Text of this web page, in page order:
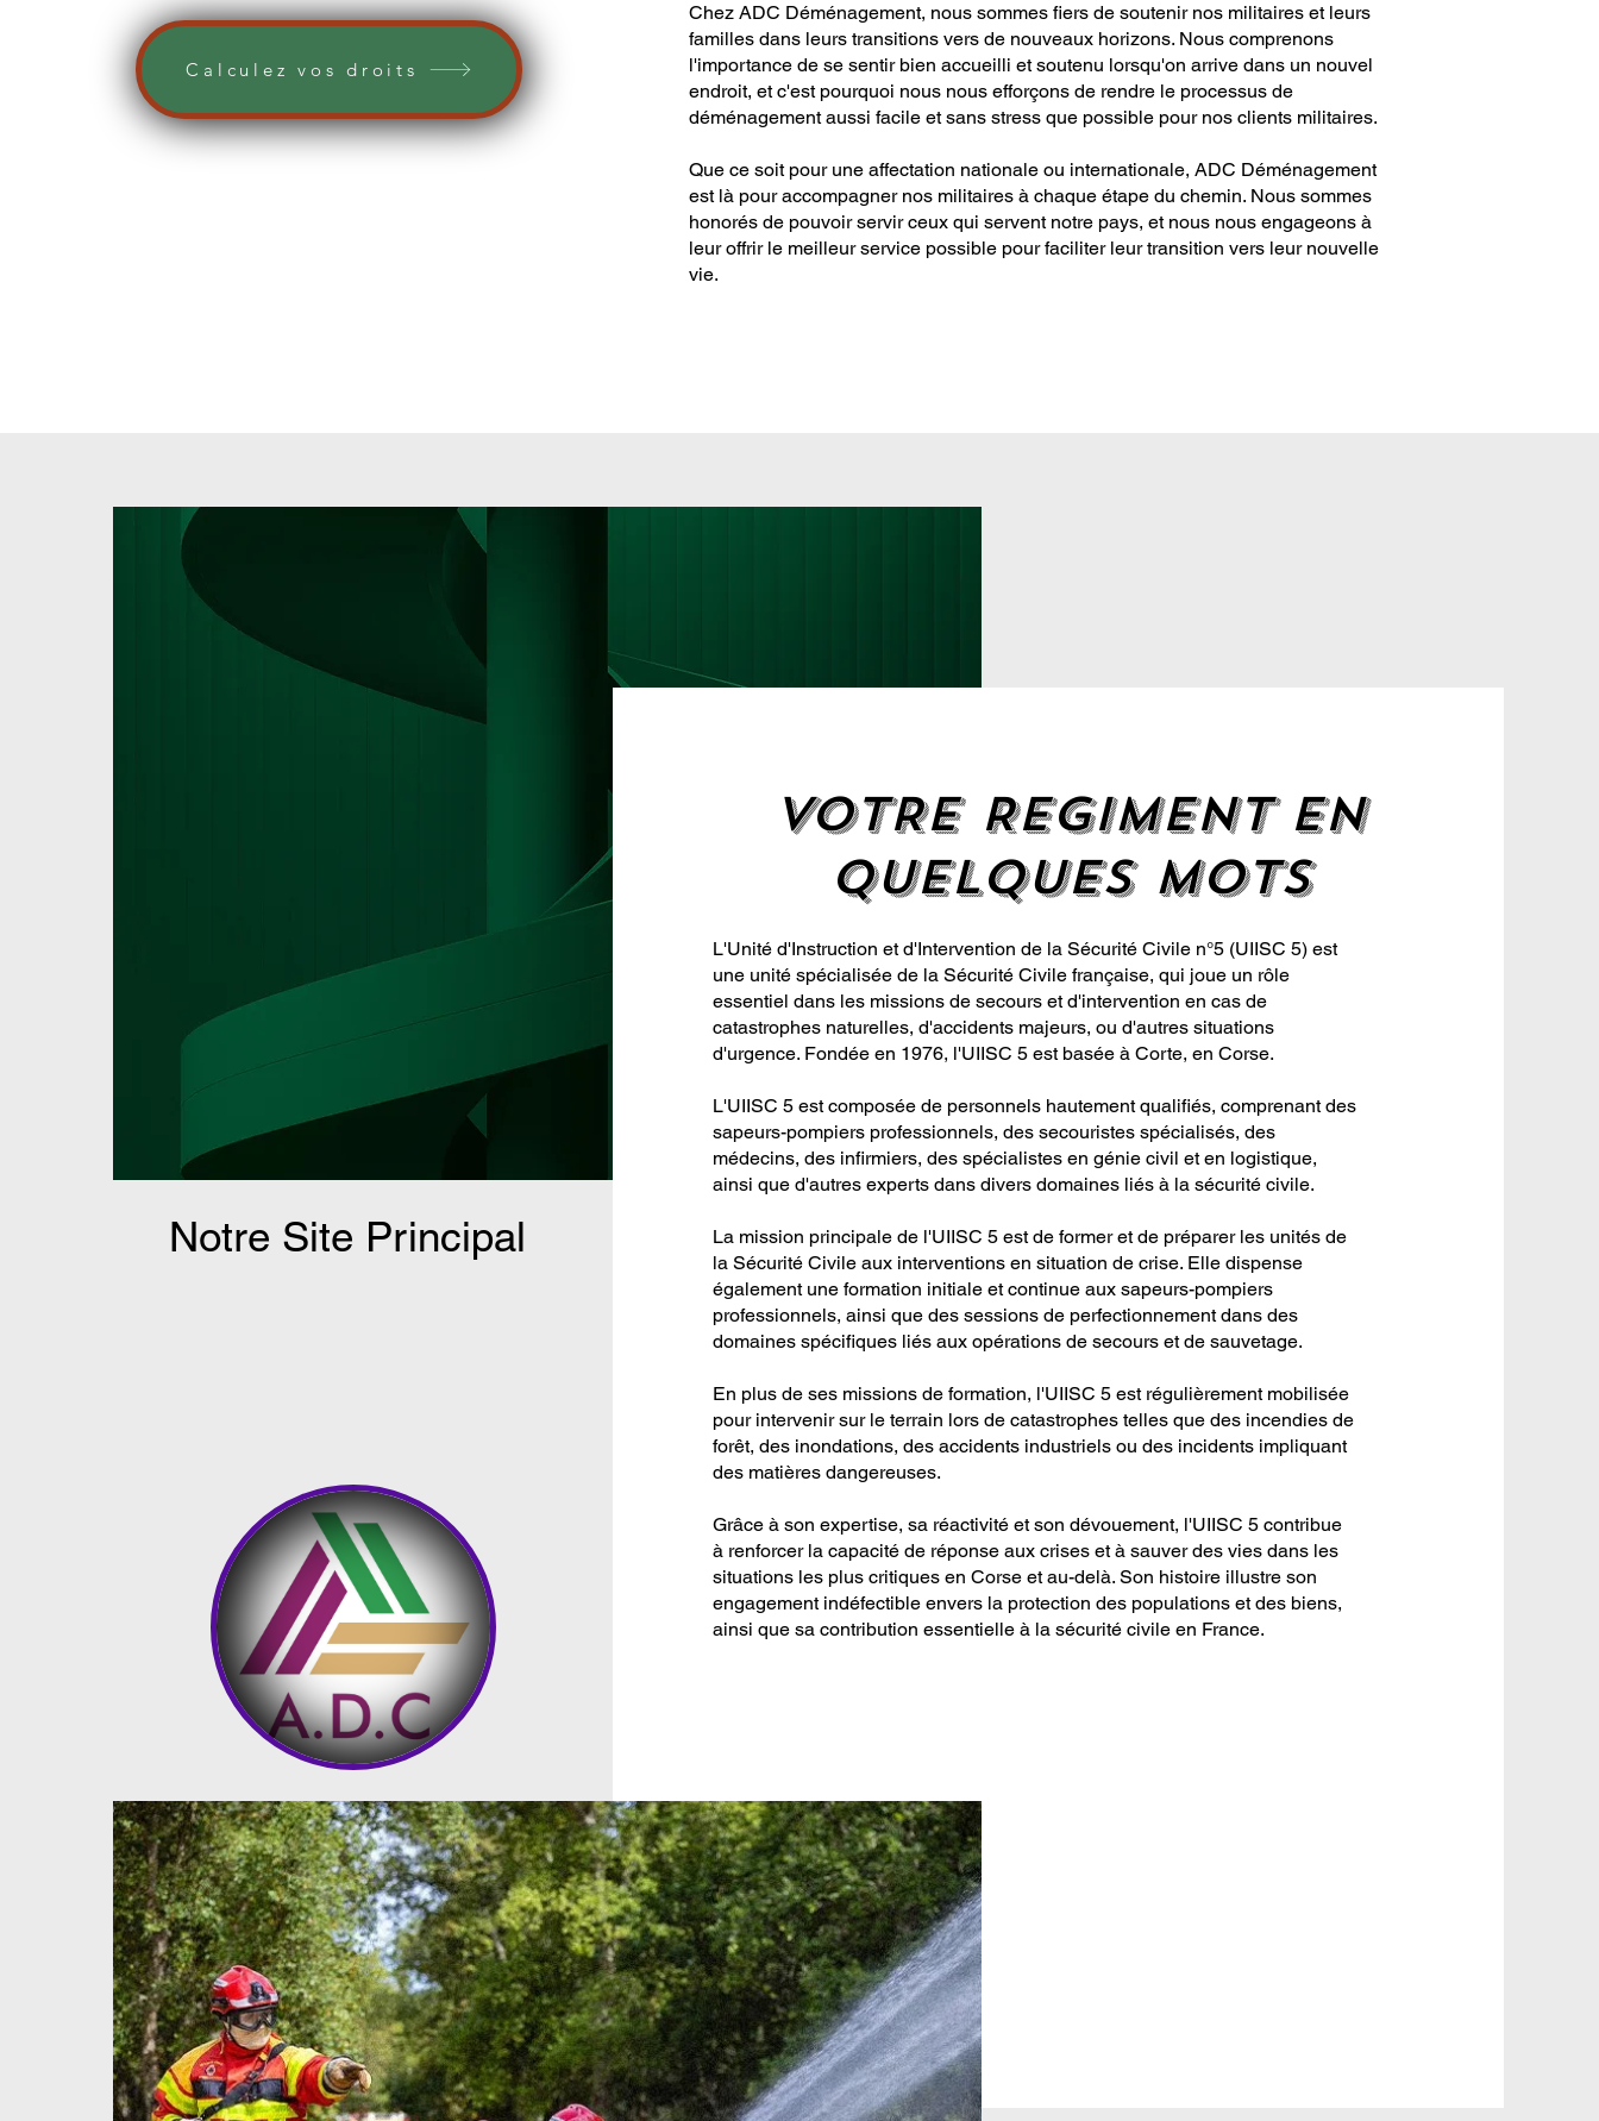
Calculez vos droits
Chez ADC Déménagement, nous sommes fiers de soutenir nos militaires et leurs
familles dans leurs transitions vers de nouveaux horizons. Nous comprenons
l'importance de se sentir bien accueilli et soutenu lorsqu'on arrive dans un nouvel
endroit, et c'est pourquoi nous nous efforçons de rendre le processus de
déménagement aussi facile et sans stress que possible pour nos clients militaires.
Que ce soit pour une affectation nationale ou internationale, ADC Déménagement
est là pour accompagner nos militaires à chaque étape du chemin. Nous sommes
honorés de pouvoir servir ceux qui servent notre pays, et nous nous engageons à
leur offrir le meilleur service possible pour faciliter leur transition vers leur nouvelle
vie.
Notre Site Principal
VOTRE REGIMENT EN
QUELQUES MOTS
L'Unité d'Instruction et d'Intervention de la Sécurité Civile n°5 (UIISC 5) est
une unité spécialisée de la Sécurité Civile française, qui joue un rôle
essentiel dans les missions de secours et d'intervention en cas de
catastrophes naturelles, d'accidents majeurs, ou d'autres situations
d'urgence. Fondée en 1976, l'UIISC 5 est basée à Corte, en Corse.
L'UIISC 5 est composée de personnels hautement qualifiés, comprenant des
sapeurs-pompiers professionnels, des secouristes spécialisés, des
médecins, des infirmiers, des spécialistes en génie civil et en logistique,
ainsi que d'autres experts dans divers domaines liés à la sécurité civile.
La mission principale de l'UIISC 5 est de former et de préparer les unités de
la Sécurité Civile aux interventions en situation de crise. Elle dispense
également une formation initiale et continue aux sapeurs-pompiers
professionnels, ainsi que des sessions de perfectionnement dans des
domaines spécifiques liés aux opérations de secours et de sauvetage.
En plus de ses missions de formation, l'UIISC 5 est régulièrement mobilisée
pour intervenir sur le terrain lors de catastrophes telles que des incendies de
forêt, des inondations, des accidents industriels ou des incidents impliquant
des matières dangereuses.
Grâce à son expertise, sa réactivité et son dévouement, l'UIISC 5 contribue
à renforcer la capacité de réponse aux crises et à sauver des vies dans les
situations les plus critiques en Corse et au-delà. Son histoire illustre son
engagement indéfectible envers la protection des populations et des biens,
ainsi que sa contribution essentielle à la sécurité civile en France.